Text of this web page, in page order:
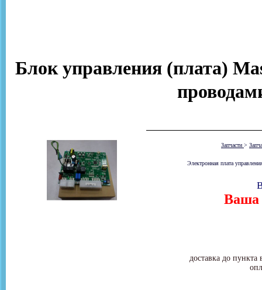
Блок управления (плата)
Запчасти >
Электронная плата
Ваша
доставка до